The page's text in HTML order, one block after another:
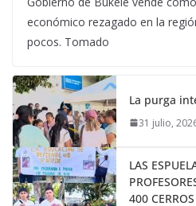
económico rezagado en la
pocos. Tomado
La purga
31 julio,
LAS
400